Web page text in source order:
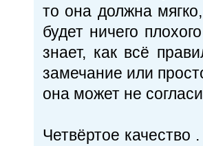
то она должна
будет ничего
знает, как всё
замечание или
она может не
Четвёртое